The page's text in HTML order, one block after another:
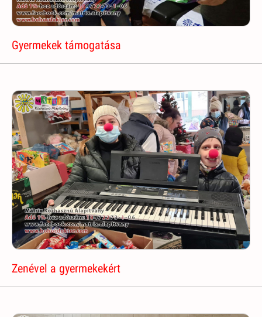
Gyermekek támogatása
Zenével a gyermekekért